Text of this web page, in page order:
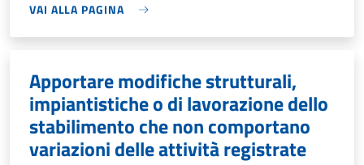
VAI ALLA PAGINA
Apportare modifiche strutturali,
impiantistiche o di lavorazione dello
stabilimento che non comportano
variazioni delle attività registrate